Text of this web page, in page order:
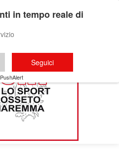
in tempo reale di
Seguici